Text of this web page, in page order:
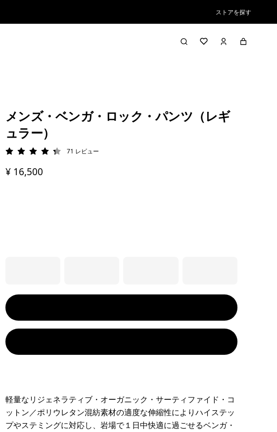
ストアを探す
メンズ・ベンガ・ロック・パンツ（レギ
ュラー）
評価: 4.3 / 5
71 レビュー
¥ 16,500
軽量なリジェネラティブ・オーガニック・サーティファイド・コ
ットン／ポリウレタン混紡素材の適度な伸縮性によりハイステッ
プやステミングに対応し、岩場で１日中快適に過ごせるベンガ・